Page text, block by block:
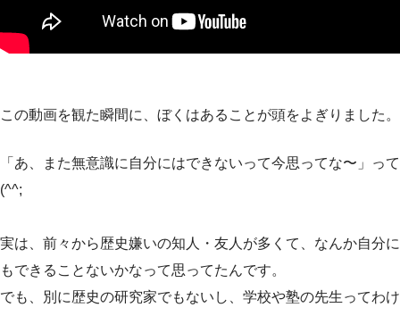
この動画を観た瞬間に、ぼくはあることが頭をよぎりました。
「あ、また無意識に自分にはできないって今思ってな〜」って
(^^;
実は、前々から歴史嫌いの知人・友人が多くて、なんか自分に
もできることないかなって思ってたんです。
でも、別に歴史の研究家でもないし、学校や塾の先生ってわけ